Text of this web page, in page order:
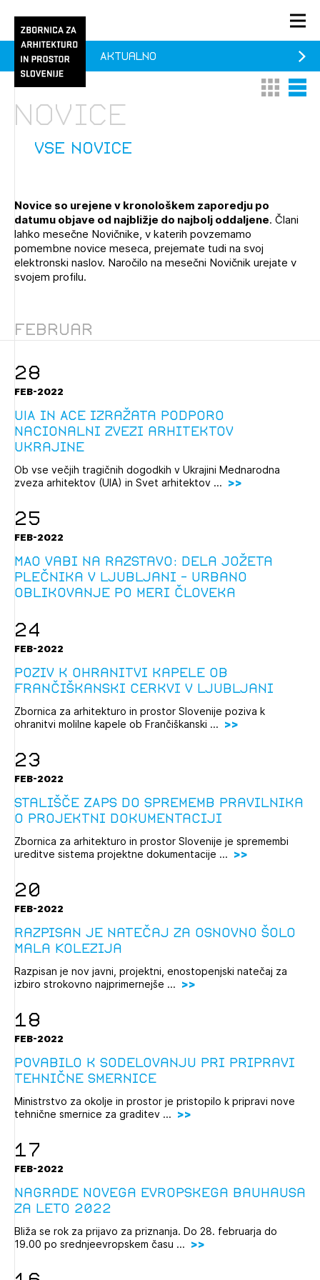
PRIJAVA
KONTAKT
Praksa
O ZAPS
1/1
Pozdravljeni
Prijavite se s svojim ZAPS uporabniškim imenom in geslom.
POZABLJENO GESLO
REGISTRIRAJTE SE
Thumbnail
List
vse novice
Novice
Novice so urejene v kronološkem zaporedju po
datumu objave od najbližje do najbolj oddaljene. Člani
lahko mesečne Novičnike, v katerih povzemamo
pomembne novice meseca, prejemate tudi na svoj
elektronski naslov. Naročilo na mesečni Novičnik urejate v
svojem profilu.
Aktualno
Februar
28
FEB-2022
UIA in ACE izražata podporo
Nacionalni zvezi arhitektov
Ukrajine
Ob vse večjih tragičnih dogodkih v Ukrajini Mednarodna
zveza arhitektov (UIA) in Svet arhitektov ...
25
FEB-2022
MAO vabi na razstavo: Dela Jožeta
Plečnika v Ljubljani - urbano
oblikovanje po meri človeka
24
FEB-2022
Poziv k ohranitvi kapele ob
Frančiškanski cerkvi v Ljubljani
Zbornica za arhitekturo in prostor Slovenije poziva k
ohranitvi molilne kapele ob Frančiškanski ...
23
FEB-2022
Stališče ZAPS do sprememb pravilnika
o projektni dokumentaciji
Zbornica za arhitekturo in prostor Slovenije je spremembi
ureditve sistema projektne dokumentacije ...
20
FEB-2022
Razpisan je natečaj za osnovno šolo
Mala Kolezija
Razpisan je nov javni, projektni, enostopenjski natečaj za
izbiro strokovno najprimernejše ...
18
FEB-2022
povabilo k sodelovanju pri pripravi
tehnične smernice
Ministrstvo za okolje in prostor je pristopilo k pripravi nove
tehnične smernice za graditev ...
17
FEB-2022
Nagrade Novega evropskega Bauhausa
za leto 2022
Bliža se rok za prijavo za priznanja. Do 28. februarja do
19.00 po srednjeevropskem času ...
1/2
Prijava na novičnik
Ostanite na tekočem z novicami in se naročite na
Novičnike. Označite svojo izbiro.
Novičnike vam bomo pošiljali na vaš elektronski naslov.
Mesečni novičnik
Novičnik natečajev
NAPREJ